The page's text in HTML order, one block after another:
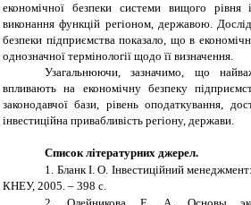
економічної безпеки системи вищого
виконання функцій регіоном, державою.
безпеки підприємства показало, що в
однозначної термінології щодо її визначення.
Узагальнюючи, зазначимо, що
впливають на економічну безпеку
законодавчої бази, рівень оподаткування,
інвестиційна привабливість регіону, держави.
Список літературних джерел.
1. Бланк І. О. Інвестиційний
КНЕУ, 2005. – 398 с.